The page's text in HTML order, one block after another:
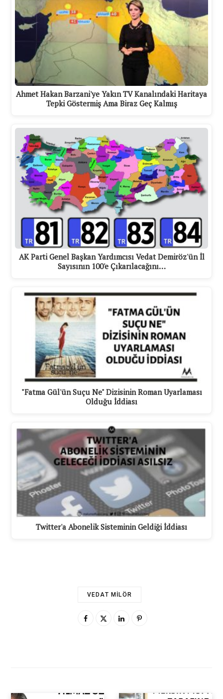
Ahmet Hakan Barzani'ye Yakın TV Kanalındaki Haritaya
Tepki Göstermiş Ama Biraz Geç Kalmış
AK Parti Genel Başkan Yardımcısı Vedat Demiröz'ün İl
Sayısının 100'e Çıkarılacağını…
"Fatma Gül'ün Suçu Ne" Dizisinin Roman Uyarlaması
Olduğu İddiası
Twitter'a Abonelik Sisteminin Geldiği İddiası
VEDAT MILÖR